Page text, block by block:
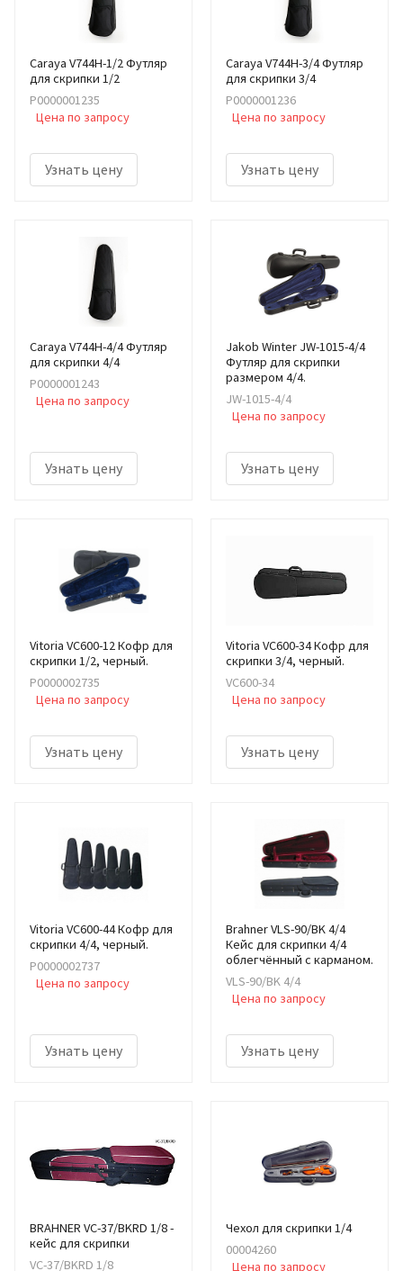
Caraya V744H-1/2 Футляр
для скрипки 1/2
Р0000001235
Цена по запросу
Узнать цену
Caraya V744H-3/4 Футляр
для скрипки 3/4
Р0000001236
Цена по запросу
Узнать цену
Caraya V744H-4/4 Футляр
для скрипки 4/4
Р0000001243
Цена по запросу
Узнать цену
Jakob Winter JW-1015-4/4
Футляр для скрипки
размером 4/4.
JW-1015-4/4
Цена по запросу
Узнать цену
Vitoria VC600-12 Кофр для
скрипки 1/2, черный.
Р0000002735
Цена по запросу
Узнать цену
Vitoria VC600-34 Кофр для
скрипки 3/4, черный.
VC600-34
Цена по запросу
Узнать цену
Vitoria VC600-44 Кофр для
скрипки 4/4, черный.
Р0000002737
Цена по запросу
Узнать цену
Brahner VLS-90/BK 4/4
Кейс для скрипки 4/4
облегчённый с карманом.
VLS-90/BK 4/4
Цена по запросу
Узнать цену
BRAHNER VC-37/BKRD 1/8 -
кейс для скрипки
VC-37/BKRD 1/8
Чехол для скрипки 1/4
00004260
Цена по запросу